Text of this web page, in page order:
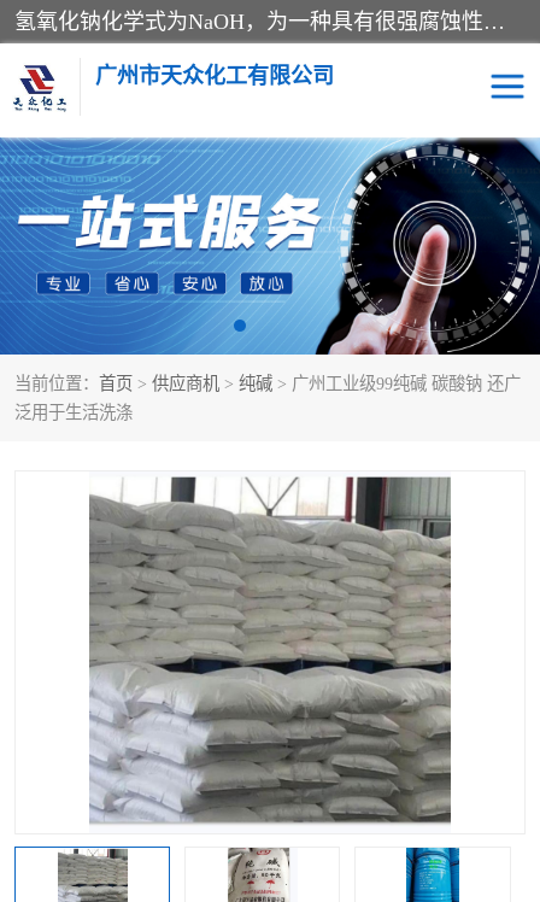
氢氧化钠化学式为NaOH，为一种具有很强腐蚀性的强碱，一般为片状或颗粒形态，易溶于水(溶于水时放热)并形成碱性溶液，另有潮解性，易吸取空气中的水蒸气(潮解)和(变质)。NaOH是化学实验室其中一种必备的化学品，亦为常见的化工品之一。纯品是无色透明的晶体。密度2.130g/cm3。熔点318.4℃。沸点1390℃。工业品含有少量的氯化和碳酸，是白色不透明的晶体。
广州市天众化工有限公司
当前位置： 首页 > 供应商机 > 纯碱 > 广州工业级99纯碱 碳酸钠 还广
泛用于生活洗涤
亚硝酸钠 氢氧化钠
纯碱 硫代硫酸钠
草酸 醋酸钠
聚合氯化铝 焦磷酸二氢二钠
一水葡萄糖
聚丙烯酰胺 一水柠檬酸
磷酸氢二钠 葡萄糖酸钠
氯酸钠 磷酸二氢钾
磷酸氢二钾 三聚磷酸钠
保险粉 工业白糖
过硫酸钠